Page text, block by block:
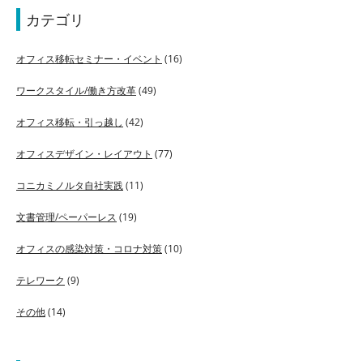
カテゴリ
オフィス移転セミナー・イベント (16)
ワークスタイル/働き方改革(49)
オフィス移転・引っ越し (42)
オフィスデザイン・レイアウト (77)
コニカミノルタ自社実践(11)
文書管理/ペーパーレス (19)
オフィスの感染対策・コロナ対策(10)
テレワーク (9)
その他(14)